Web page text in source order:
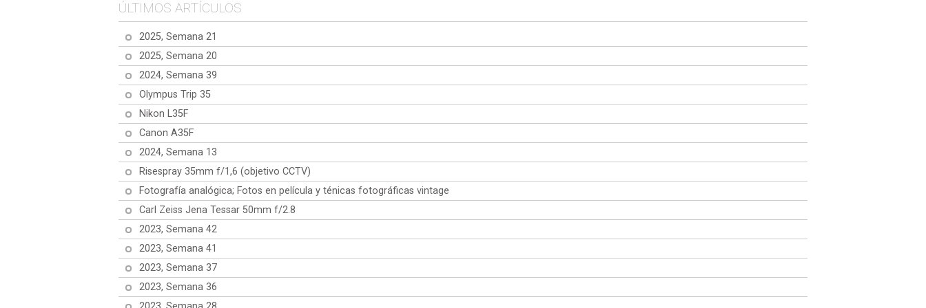
He capturado imágenes con un Meyer-Optik Görlitz Domiplan 50mm f/2,8 con el sol en el encuadre, sólo
ÚLTIMOS ARTÍCULOS
2025, Semana 21
2025, Semana 20
2024, Semana 39
Olympus Trip 35
Nikon L35F
Canon A35F
2024, Semana 13
Risespray 35mm f/1,6 (objetivo CCTV)
Fotografía analógica; Fotos en película y ténicas fotográficas vintage
Carl Zeiss Jena Tessar 50mm f/2.8
2023, Semana 42
2023, Semana 41
2023, Semana 37
2023, Semana 36